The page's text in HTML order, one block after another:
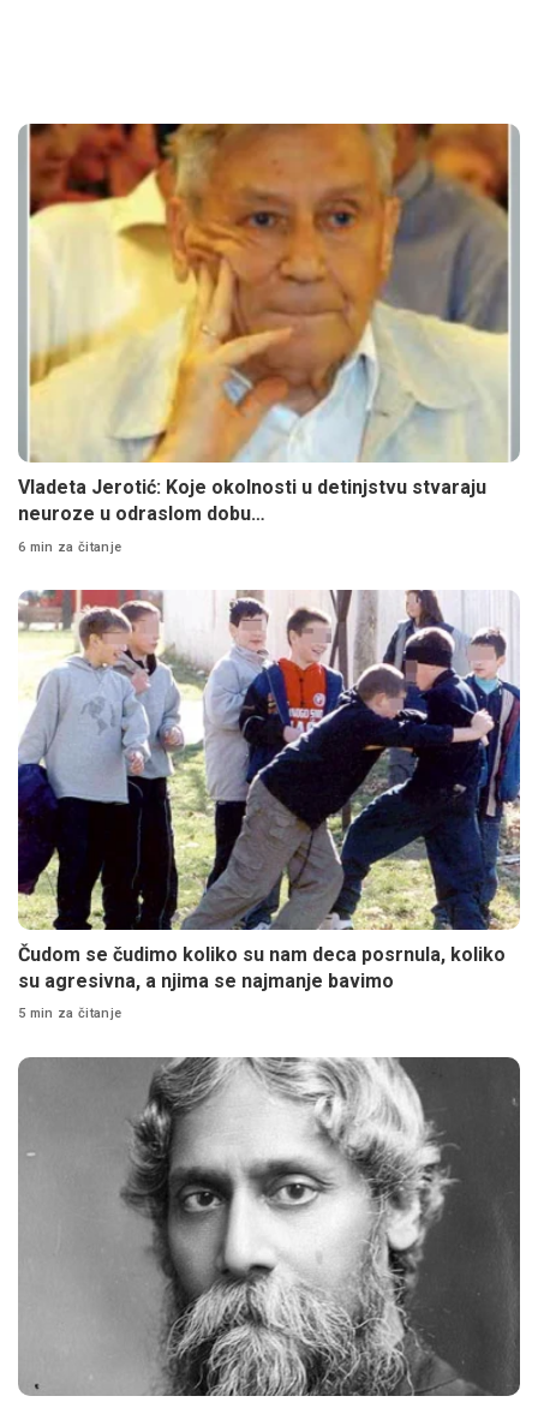
Vladeta Jerotić: Koje okolnosti u detinjstvu stvaraju
neuroze u odraslom dobu…
6 min za čitanje
Čudom se čudimo koliko su nam deca posrnula, koliko
su agresivna, a njima se najmanje bavimo
5 min za čitanje